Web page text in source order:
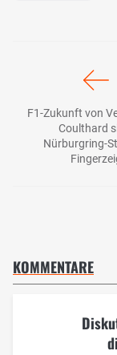
F1-Zukunft von
Coulthard
Nürburgring-
KOMMENTARE